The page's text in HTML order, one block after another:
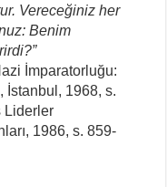
Vereceğiniz her
Benim
İmparatorluğu:
İstanbul, 1968, s.
Liderler
1986, s. 859-